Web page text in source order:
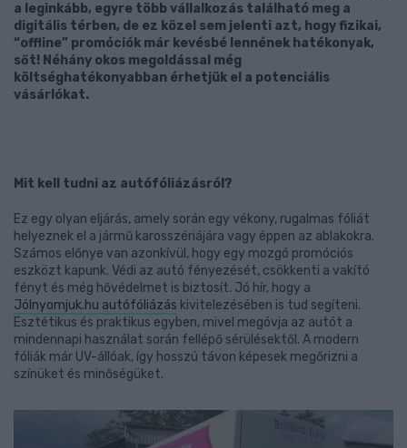
a leginkább, egyre több vállalkozás található meg a
digitális térben, de ez közel sem jelenti azt, hogy fizikai,
“offline” promóciók már kevésbé lennének hatékonyak,
sőt! Néhány okos megoldással még
költséghatékonyabban érhetjük el a potenciális
vásárlókat.
Mit kell tudni az autófóliázásról?
Ez egy olyan eljárás, amely során egy vékony, rugalmas fóliát
helyeznek el a jármű karosszériájára vagy éppen az ablakokra.
Számos előnye van azonkívül, hogy egy mozgó promóciós
eszközt kapunk. Védi az autó fényezését, csökkenti a vakító
fényt és még hővédelmet is biztosít. Jó hír, hogy a
Jólnyomjuk.hu autófóliázás kivitelezésében is tud segíteni.
Esztétikus és praktikus egyben, mivel megóvja az autót a
mindennapi használat során fellépő sérülésektől. A modern
fóliák már UV-állóak, így hosszú távon képesek megőrizni a
színüket és minőségüket.